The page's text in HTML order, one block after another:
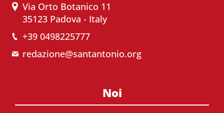
Via Orto Botanico 11
35123 Padova - Italy
+39 0498225777
redazione@santantonio.org
Noi